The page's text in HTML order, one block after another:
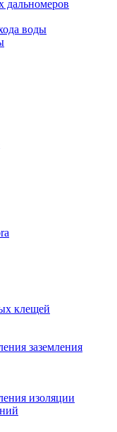
дальномеров
воды
клещей
заземления
изоляции